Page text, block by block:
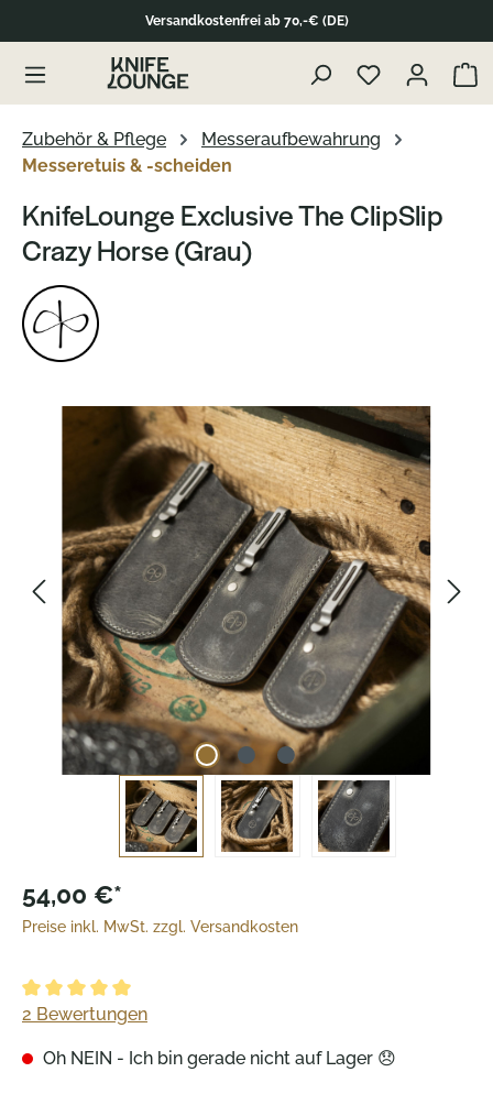
Zum Produktinhalt springenVersandkostenfrei ab 70,-€ (DE)
Zubehör & Pflege
Messeraufbewahrung
Messeretuis & -scheiden
KnifeLounge Exclusive The ClipSlip
Crazy Horse (Grau)
Bildergalerie überspringen
54,00 €*
Preise inkl. MwSt. zzgl. Versandkosten
Durchschnittliche Bewertung von 5 von 5 Sternen
2 Bewertungen
Oh NEIN - Ich bin gerade nicht auf Lager 😞